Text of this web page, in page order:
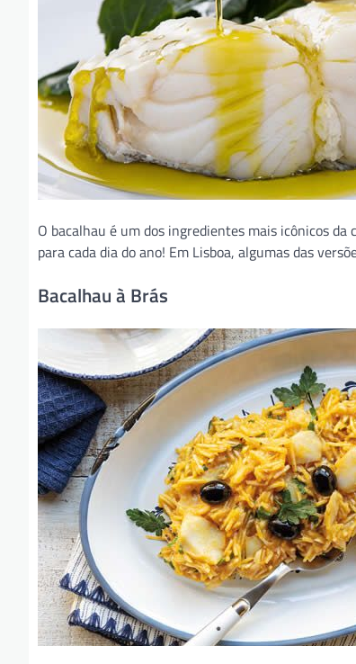
O bacalhau é um dos ingredientes mais icônicos
para cada dia do ano! Em Lisboa, algumas das
Bacalhau à Brás